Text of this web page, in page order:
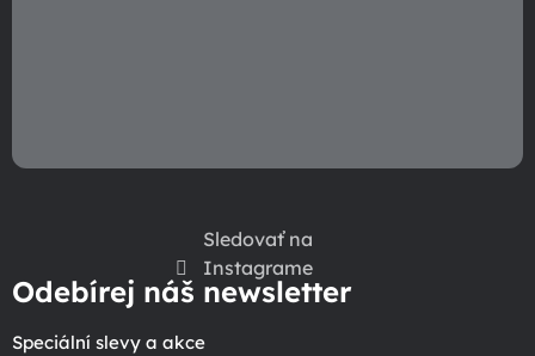
Sledovať na
Instagrame
Odebírej náš newsletter
Speciální slevy a akce